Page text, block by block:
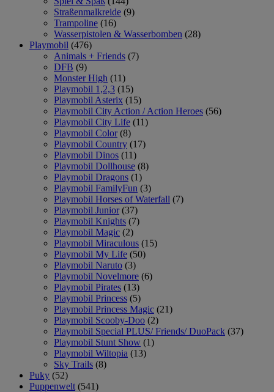
Straßenmalkreide (9)
Trampoline (16)
Wasserpistolen & Wasserbomben (28)
Playmobil (476)
Animals + Friends (7)
DFB (9)
Monster High (11)
Playmobil 1,2,3 (15)
Playmobil Asterix (15)
Playmobil City Action / Action Heroes (56)
Playmobil City Life (11)
Playmobil Color (8)
Playmobil Country (17)
Playmobil Dinos (11)
Playmobil Dollhouse (8)
Playmobil Dragons (1)
Playmobil FamilyFun (3)
Playmobil Horses of Waterfall (7)
Playmobil Junior (37)
Playmobil Knights (7)
Playmobil Magic (2)
Playmobil Miraculous (15)
Playmobil My Life (50)
Playmobil Naruto (3)
Playmobil Novelmore (6)
Playmobil Pirates (13)
Playmobil Princess (5)
Playmobil Princess Magic (21)
Playmobil Scooby-Doo (2)
Playmobil Special PLUS/ Friends/ DuoPack (37)
Playmobil Stunt Show (1)
Playmobil Wiltopia (13)
Sky Trails (8)
Puky (52)
Puppenwelt (541)